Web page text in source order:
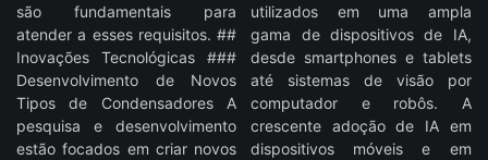
são fundamentais para
atender a esses requisitos. ##
Inovações Tecnológicas ###
Desenvolvimento de Novos
Tipos de Condensadores A
pesquisa e desenvolvimento
estão focados em criar novos
utilizados em uma ampla
gama de dispositivos de IA,
desde smartphones e tablets
até sistemas de visão por
computador e robôs. A
crescente adoção de IA em
dispositivos móveis e em